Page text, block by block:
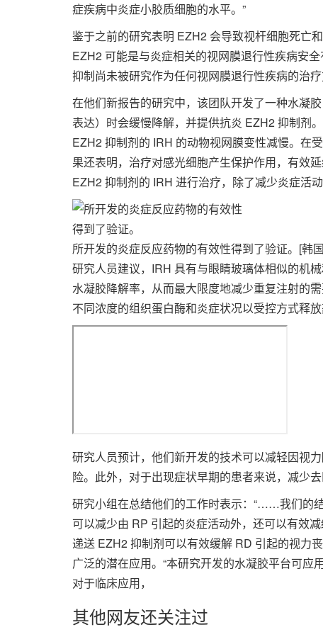
症疾病中炎症小胶质细胞的水平。”
鉴于之前的研究表明 EZH2 会导致视杆细胞死亡
EZH2 可能是与炎症相关的视网膜退行性疾病安
抑制尚未被研究作为任何视网膜退行性疾病的治疗
在他们新报告的研究中，该团队开发了一种水凝
表达）时会缓慢降解，并提供抗炎 EZH2 抑制剂
EZH2 抑制剂的 IRH 的动物视网膜变性减慢。在
果还表明，治疗对感光细胞产生保护作用，有效
EZH2 抑制剂的 IRH 进行治疗，除了减少炎症活
所开发的炎症反应药物的有效性得到了验证。[韩
研究人员建议，IRH 具有与眼睛玻璃体相似的机
水凝胶降解率，从而最大限度地减少重复注射的
不同浓度的组织蛋白酶和炎症状况以受控方式释放
研究人员预计，他们新开发的技术可以减轻因视
险。此外，对于出现症状早期的患者来说，减少
研究小组在总结他们的工作时表示：“……我们的
可以减少由 RP 引起的炎症活动外，还可以有效
递送 EZH2 抑制剂可以有效缓解 RD 引起的视力
广泛的潜在应用。“本研究开发的水凝胶平台可应
对于临床应用，
其他网友还关注过